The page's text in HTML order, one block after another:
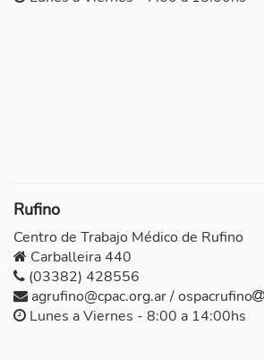
Rufino
Centro de Trabajo Médico de Rufino
Carballeira 440
(03382) 428556
agrufino@cpac.org.ar / ospacrufino
Lunes a Viernes - 8:00 a 14:00hs